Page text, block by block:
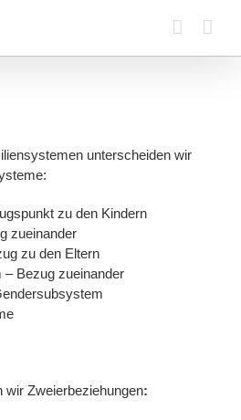
unterscheiden wir
zu den Kindern
zueinander
zu den Eltern
Bezug zueinander
wir Zweierbeziehungen: